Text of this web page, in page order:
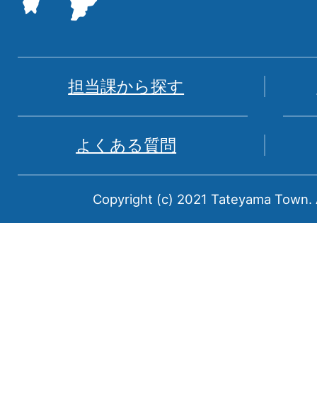
た
図。
新
郡
担当課から探す
よくある質問
Copyright (c) 2021 Tateyama Town.